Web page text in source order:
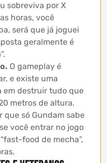
sobreviva por X
horas, você
será que já joguei
geralmente é
O gameplay é
e existe uma
em destruir tudo que
metros de altura.
que só Gundam sabe
você entrar no jogo
food de mecha”,